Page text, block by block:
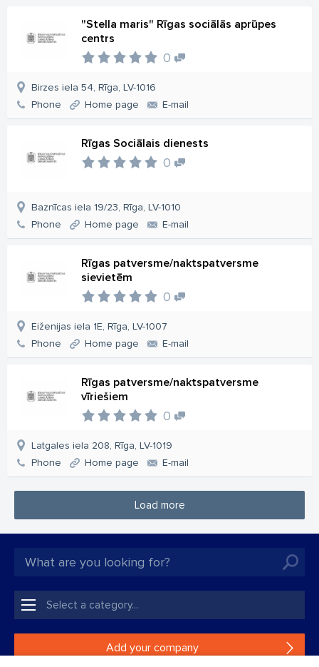
"Stella maris" Rīgas sociālās aprūpes
centrs
0
Birzes iela 54, Rīga, LV-1016
Phone
Home page E-mail
Rīgas Sociālais dienests
0
Baznīcas iela 19/23, Rīga, LV-1010
Phone
Home page E-mail
Rīgas patversme/naktspatversme
sievietēm
0
Eiženijas iela 1E, Rīga, LV-1007
Phone
Home page E-mail
Rīgas patversme/naktspatversme
vīriešiem
0
Latgales iela 208, Rīga, LV-1019
Phone
Home page E-mail
Load more
Add your company